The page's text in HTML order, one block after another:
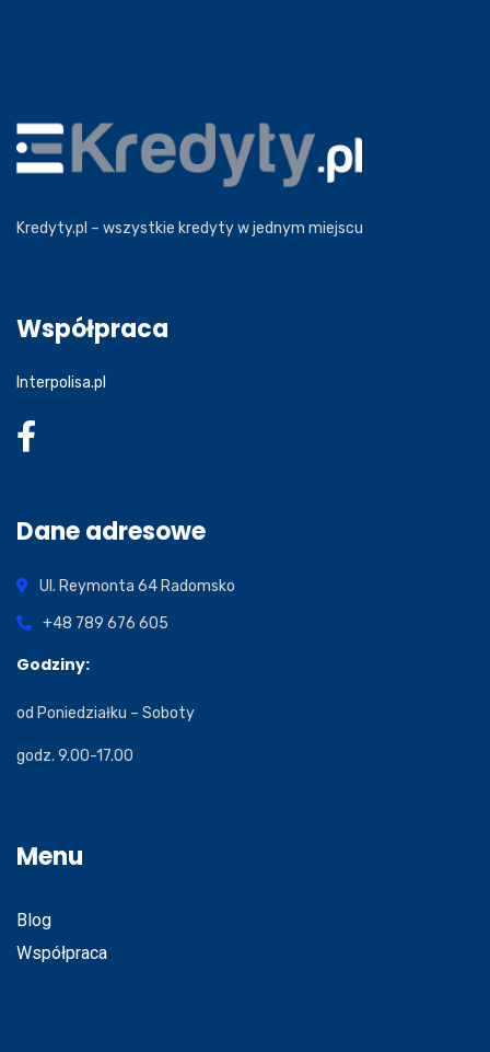
Kredyty.pl – wszystkie kredyty w jednym miejscu
Współpraca
Interpolisa.pl
Dane adresowe
Ul. Reymonta 64 Radomsko
+48 789 676 605
Godziny:
od Poniedziałku – Soboty
godz. 9.00-17.00
Menu
Blog
Współpraca